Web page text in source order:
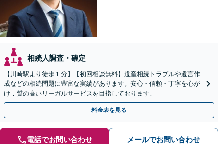
相続人調査・確定
【川崎駅より徒歩１分】【初回相談無料】遺産相続トラブルや遺言作
成などの相続問題に豊富な実績があります。安心・信頼・丁寧を心が
け，質の高いリーガルサービスを目指しております。
料金表を見る
電話でお問い合わせ メールでお問い合わせ